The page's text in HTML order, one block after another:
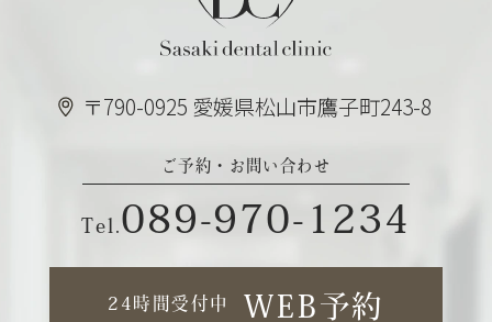
〒790-0925 愛媛県松山市鷹子町243-8
ご予約・お問い合わせ
Tel. 089-970-1234
24時間受付中 WEB予約